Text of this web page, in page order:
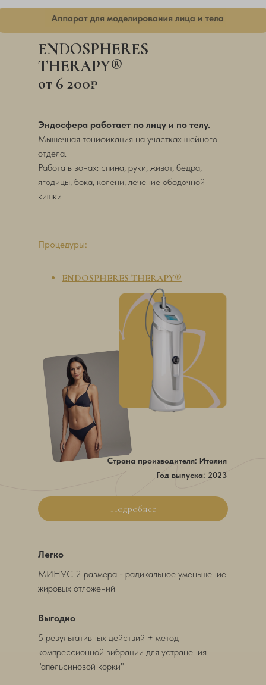
ENDOSPHERES
THERAPY®
от 6 200₽
Эндосфера работает по лицу и по телу.
Мышечная тонификация на участках шейного
отдела.
Работа в зонах: спина, руки, живот, бедра,
ягодицы, бока, колени, лечение ободочной
кишки
ENDOSPHERES THERAPY®
Процедуры:
Подробнее
Год выпуска: 2023
Страна производителя: Италия
МИНУС 2 размера - радикальное уменьшение
жировых отложений
5 результативных действий + метод
компрессионной вибрации для устранения
"апельсиновой корки"
Легко
Выгодно